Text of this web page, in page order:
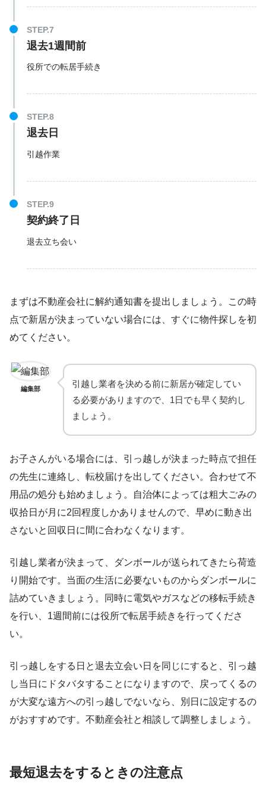
退去1週間前
役所での転居手続き
退去日
引越作業
契約終了日
退去立ち会い
まずは不動産会社に解約通知書を提出しましょう。この時
点で新居が決まっていない場合には、すぐに物件探しを初
めてください。
編集部
引越し業者を決める前に新居が確定してい
る必要がありますので、1日でも早く契約し
ましょう。
お子さんがいる場合には、引っ越しが決まった時点で担任
の先生に連絡し、転校届けを出してください。合わせて不
用品の処分も始めましょう。自治体によっては粗大ごみの
収拾日が月に2回程度しかありませんので、早めに動き出
さないと回収日に間に合わなくなります。
引越し業者が決まって、ダンボールが送られてきたら荷造
り開始です。当面の生活に必要ないものからダンボールに
詰めていきましょう。同時に電気やガスなどの移転手続き
を行い、1週間前には役所で転居手続きを行ってくださ
い。
引っ越しをする日と退去立会い日を同じにすると、引っ越
し当日にドタバタすることになりますので、戻ってくるの
が大変な遠方への引っ越しでないなら、別日に設定するの
がおすすめです。不動産会社と相談して調整しましょう。
最短退去をするときの注意点